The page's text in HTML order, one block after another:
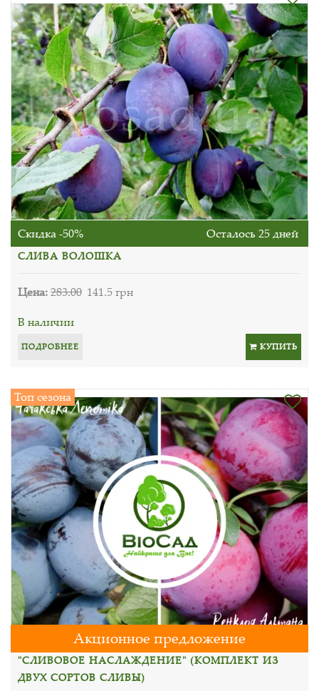
Скидка -50% Осталось 25 дней
СЛИВА ВОЛОШКА
Цена:283.00 141.5 грн
В наличии
ПОДРОБНЕЕ КУПИТЬ
Топ сезона
Акционное предложение
"СЛИВОВОЕ НАСЛАЖДЕНИЕ" (КОМПЛЕКТ ИЗ
ДВУХ СОРТОВ СЛИВЫ)